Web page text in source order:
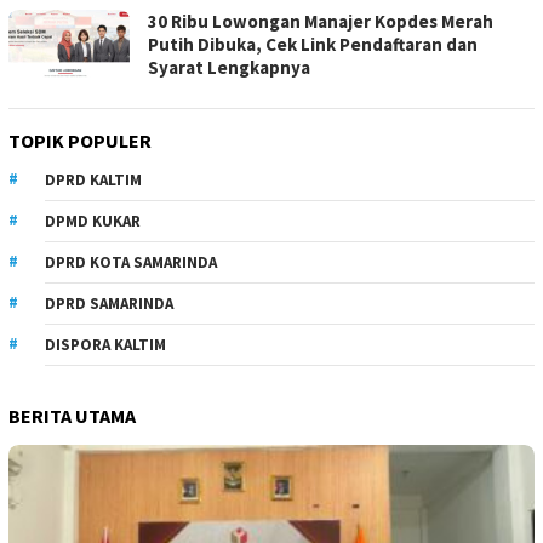
30 Ribu Lowongan Manajer Kopdes Merah
Putih Dibuka, Cek Link Pendaftaran dan
Syarat Lengkapnya
TOPIK POPULER
DPRD KALTIM
DPMD KUKAR
DPRD KOTA SAMARINDA
DPRD SAMARINDA
DISPORA KALTIM
BERITA UTAMA